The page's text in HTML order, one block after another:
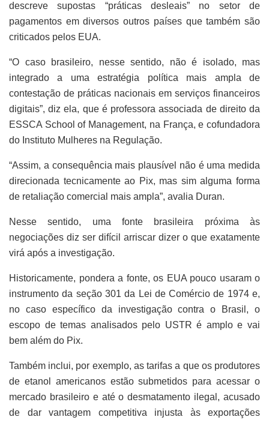
descreve supostas “práticas desleais” no setor de
pagamentos em diversos outros países que também são
criticados pelos EUA.
“O caso brasileiro, nesse sentido, não é isolado, mas
integrado a uma estratégia política mais ampla de
contestação de práticas nacionais em serviços financeiros
digitais”, diz ela, que é professora associada de direito da
ESSCA School of Management, na França, e cofundadora
do Instituto Mulheres na Regulação.
“Assim, a consequência mais plausível não é uma medida
direcionada tecnicamente ao Pix, mas sim alguma forma
de retaliação comercial mais ampla”, avalia Duran.
Nesse sentido, uma fonte brasileira próxima às
negociações diz ser difícil arriscar dizer o que exatamente
virá após a investigação.
Historicamente, pondera a fonte, os EUA pouco usaram o
instrumento da seção 301 da Lei de Comércio de 1974 e,
no caso específico da investigação contra o Brasil, o
escopo de temas analisados pelo USTR é amplo e vai
bem além do Pix.
Também inclui, por exemplo, as tarifas a que os produtores
de etanol americanos estão submetidos para acessar o
mercado brasileiro e até o desmatamento ilegal, acusado
de dar vantagem competitiva injusta às exportações